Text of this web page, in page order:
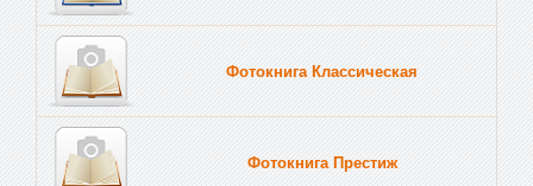
Фотокнига Классическая
Фотокнига Престиж